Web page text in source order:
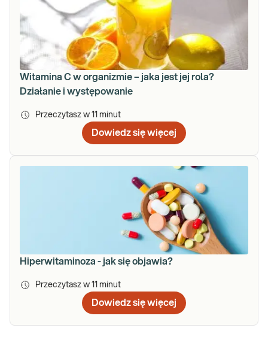
Witamina C w organizmie – jaka jest jej rola?
Działanie i występowanie
Przeczytasz w 11 minut
Dowiedz się więcej
Hiperwitaminoza - jak się objawia?
Przeczytasz w 11 minut
Dowiedz się więcej